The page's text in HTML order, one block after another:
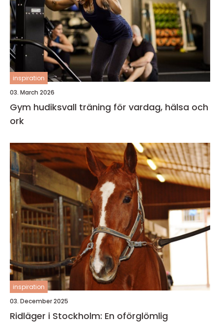
inspiration
03. March 2026
Gym hudiksvall träning för vardag, hälsa och
ork
inspiration
03. December 2025
Ridläger i Stockholm: En oförglömlig